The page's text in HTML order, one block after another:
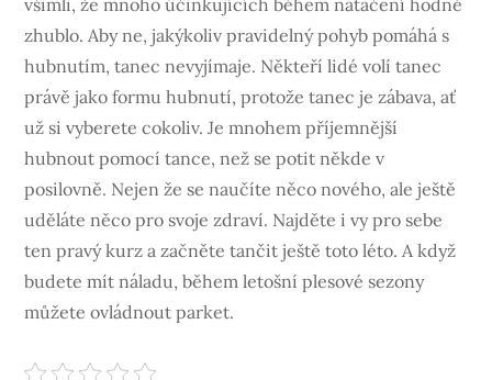
zhublo. Aby ne, jakýkoliv pravidelný pohyb pomáhá s
hubnutím, tanec nevyjímaje. Někteří lidé volí tanec
právě jako formu hubnutí, protože tanec je zábava, ať
už si vyberete cokoliv. Je mnohem příjemnější
hubnout pomocí tance, než se potit někde v
posilovně. Nejen že se naučíte něco nového, ale ještě
uděláte něco pro svoje zdraví. Najděte i vy pro sebe
ten pravý kurz a začněte tančit ještě toto léto. A když
budete mít náladu, během letošní plesové sezony
můžete ovládnout parket.